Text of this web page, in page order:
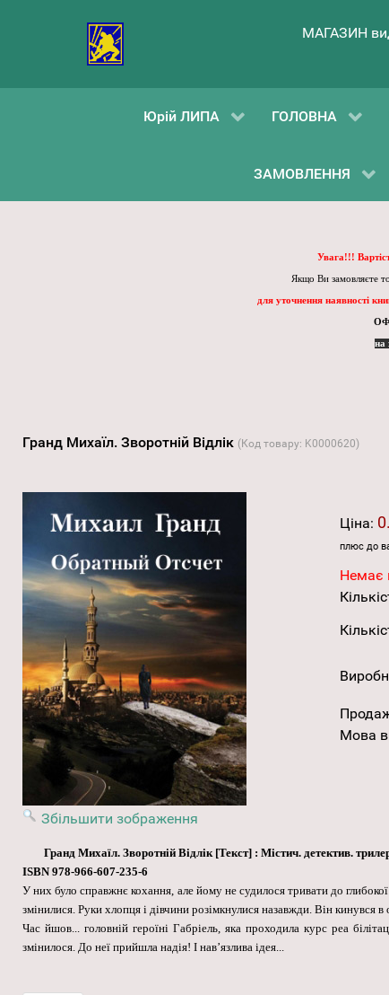
МАГАЗИН
Юрій ЛИПА ГОЛОВНА
ЗАМОВЛЕННЯ
Увага!!!
Якщо Ви замовляєте
для уточнення наявності
на
Гранд Михаїл. Зворотній Відлік (Код товару: K0000620)
Збільшити зображення
Ціна:
плюс до
Немає
Мова
Гранд Михаїл. Зворотній Відлік [Текст] : Містич. детектив.
ISBN 978-966-607-235-6
У них було справжнє кохання, але йому не судилося тривати до
змінилися. Руки хлопця і дівчини розімкнулися назавжди. Він кинувся
Час йшов... головній героїні Габріель, яка проходила курс реа
змінилося. До неї прийшла надія! І нав’язлива ідея...